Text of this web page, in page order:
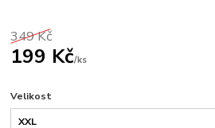
349 Kč
199 Kč/ks
Velikost